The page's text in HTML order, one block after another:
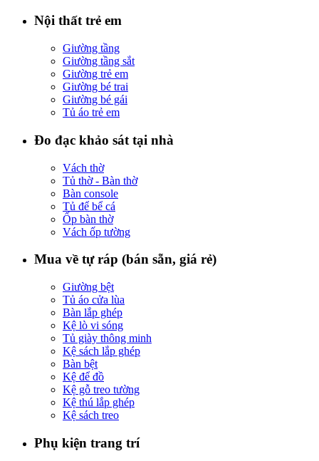
Nội thất trẻ em
Giường tầng
Giường tầng sắt
Giường trẻ em
Giường bé trai
Giường bé gái
Tủ áo trẻ em
Đo đạc khảo sát tại nhà
Vách thờ
Tủ thờ - Bàn thờ
Bàn console
Tủ để bể cá
Ốp bàn thờ
Vách ốp tường
Mua về tự ráp (bán sẵn, giá rẻ)
Giường bệt
Tủ áo cửa lùa
Bàn lắp ghép
Kệ lò vi sóng
Tủ giày thông minh
Kệ sách lắp ghép
Bàn bệt
Kệ để đồ
Kệ gỗ treo tường
Kệ thú lắp ghép
Kệ sách treo
Phụ kiện trang trí